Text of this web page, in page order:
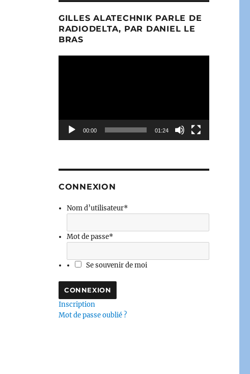
sur la franc-maçonnerie au 21e siècle – 20 mars 2022
GILLES ALATECHNIK PARLE DE
RADIODELTA, PAR DANIEL LE
BRAS
00:00 01:24
CONNEXION
Nom d’utilisateur*
Mot de passe*
Se souvenir de moi
Inscription
Mot de passe oublié ?